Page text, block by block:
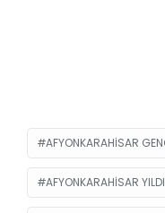
AFYONKARAHISAR
AFYONKARAHISAR